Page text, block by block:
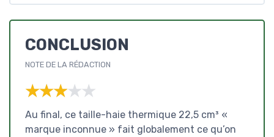
CONCLUSION
NOTE DE LA RÉDACTION
★★★★★
★★★★★
Au final, ce taille-haie thermique 22,5 cm³ «
marque inconnue » fait globalement ce qu’on